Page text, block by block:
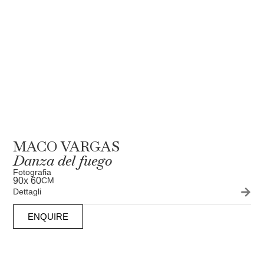
MACO VARGAS
Danza del fuego
Fotografia
90x 60CM
Dettagli
ENQUIRE